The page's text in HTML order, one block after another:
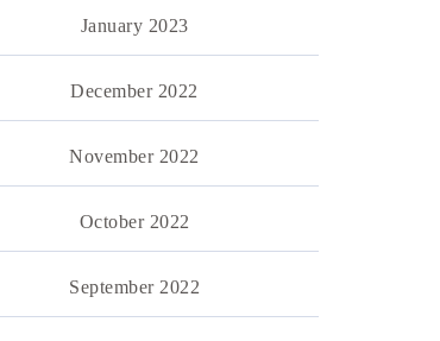
January 2023
December 2022
November 2022
October 2022
September 2022